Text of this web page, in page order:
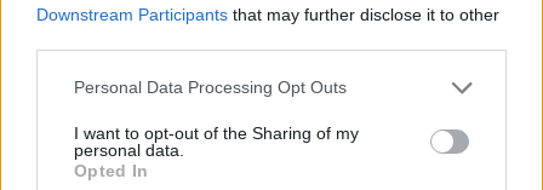
Downstream Participants that may further disclose it to other
Please note that this website/app uses one or more Google
not limited to your visit or usage behaviour. You may click to
grant or deny consent to Google and its third-party tags to
use your data for below specified purposes in below Google
Personal Data Processing Opt Outs
I want to opt-out of the Sharing of my
personal data.
Opted In
Forrás:Hirado.hu
Politika Ázsia Internet